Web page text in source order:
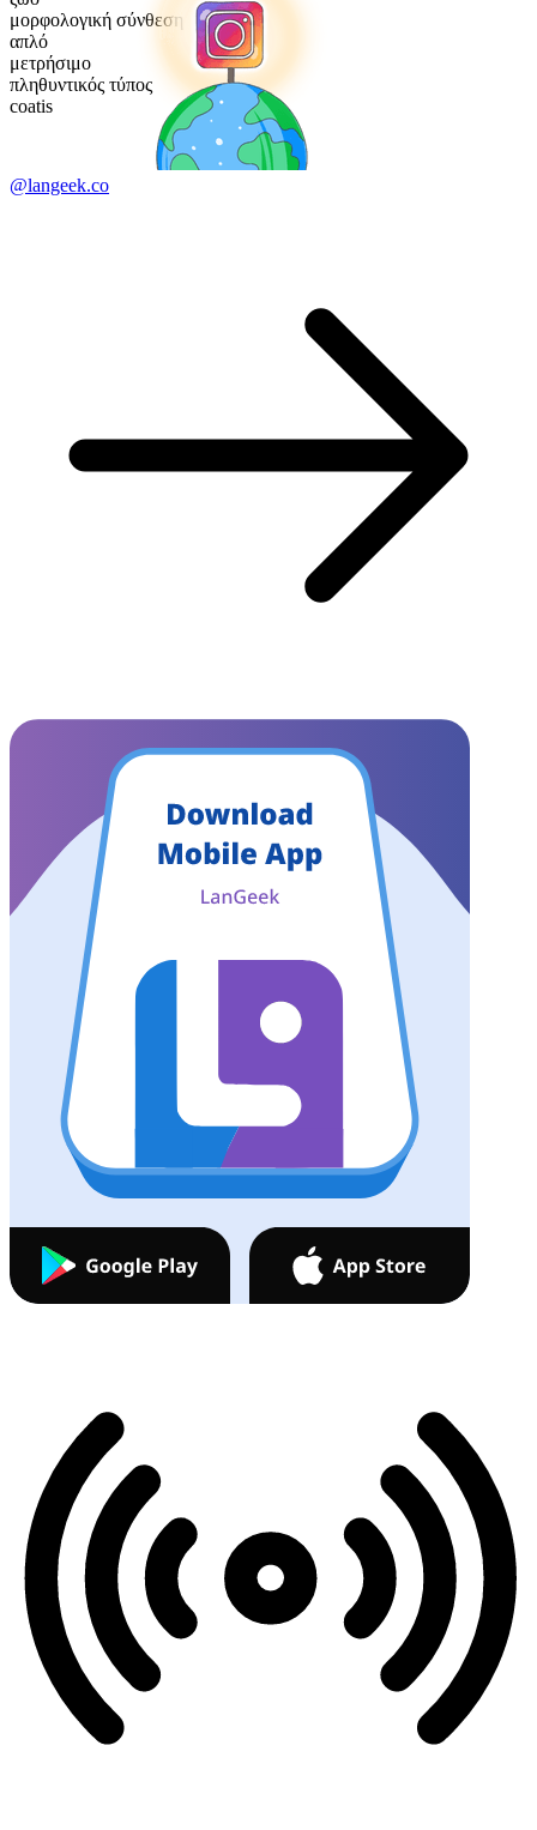
μορφολογική σύνθεση
απλό
μετρήσιμο
πληθυντικός τύπος
coatis
@langeek.co